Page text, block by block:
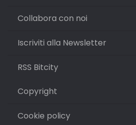
Collabora con noi
Iscriviti alla Newsletter
RSS Bitcity
Copyright
Cookie policy